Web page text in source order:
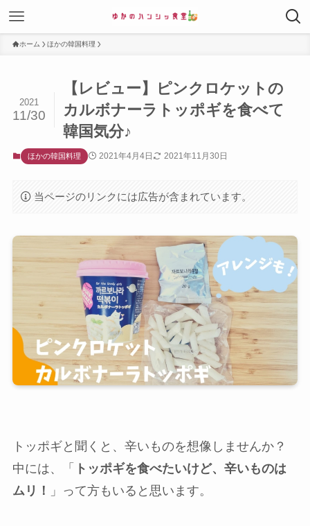
ホーム ほかの韓国料理
【レビュー】ピンクロケットの
カルボナーラトッポギを食べて
韓国気分♪
2021
11/30
ほかの韓国料理 2021年4月4日 2021年11月30日
当ページのリンクには広告が含まれています。
トッポギと聞くと、辛いものを想像しませんか？
中には、「
トッポギを食べたいけど、辛いものは
ムリ！
」って方もいると思います。